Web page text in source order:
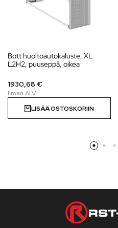
Bott huoltoautokaluste, XL
L2H2, puuseppä, oikea
1930,68 €
LISÄÄ OSTOSKORIIN